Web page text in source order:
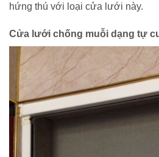
hứng thú với loại cửa lưới này.
Cửa lưới chống muỗi dạng tự